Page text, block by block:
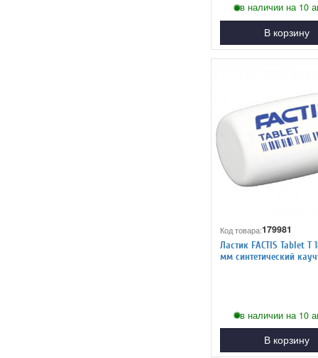
в наличии на 10
В корзину
Код товара:179981
Ластик FACTIS Tablet T
мм синтетический
в наличии на 10
В корзину